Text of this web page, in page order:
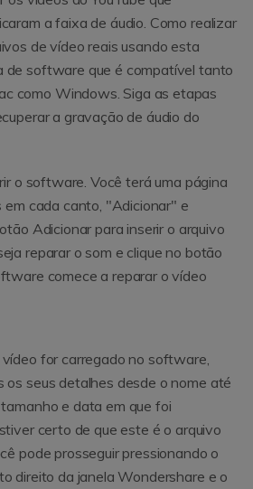
a faixa de áudio. Como realizar
de vídeo reais usando esta
de software que é compatível tanto
como Windows. Siga as etapas
a gravação de áudio do
o software. Você terá uma página
em cada canto, "Adicionar" e
Adicionar para inserir o arquivo
reparar o som e clique no botão
comece a reparar o vídeo
for carregado no software,
seus detalhes desde o nome até
e data em que foi
certo de que este é o arquivo
pode prosseguir pressionando o
direito da janela Wondershare e o